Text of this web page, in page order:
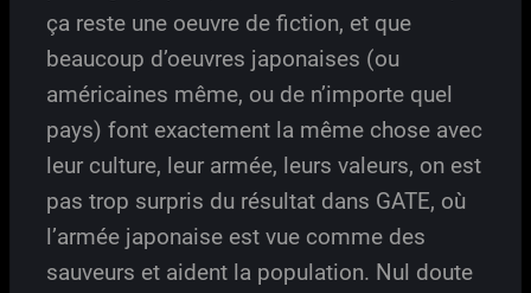
ça reste une oeuvre de fiction, et que
beaucoup d’oeuvres japonaises (ou
américaines même, ou de n’importe quel
pays) font exactement la même chose avec
leur culture, leur armée, leurs valeurs, on est
pas trop surpris du résultat dans GATE, où
l’armée japonaise est vue comme des
sauveurs et aident la population. Nul doute